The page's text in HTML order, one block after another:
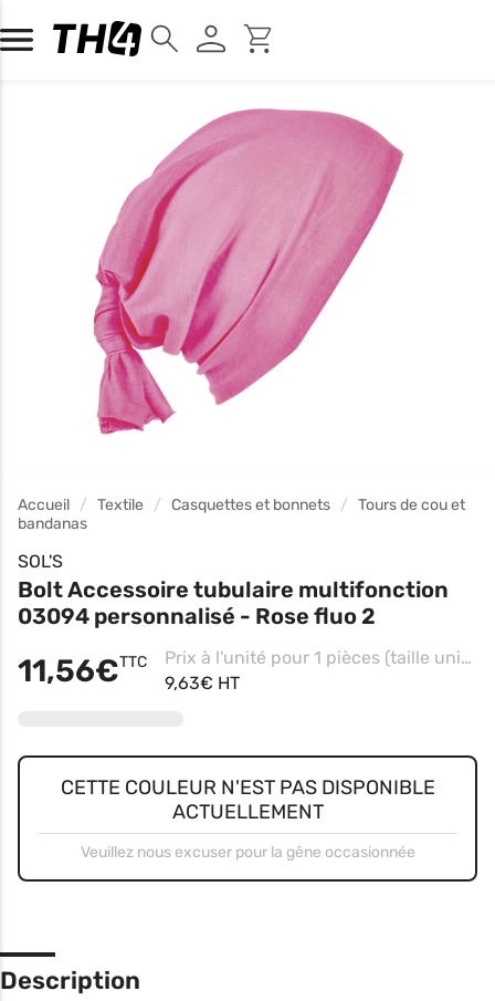
Accueil Textile Casquettes et bonnets
Tours de cou et
bandanas
SOL'S
Bolt Accessoire tubulaire multifonction
03094 personnalisé - Rose fluo 2
11,56€TTC
Prix à l'unité pour 1 pièces (taille unique - Jaune Fluo, Impression 6.16 x 9.13cm)
9,63€ HT
CETTE COULEUR N'EST PAS DISPONIBLE
ACTUELLEMENT
Veuillez nous excuser pour la gêne occasionnée
Description